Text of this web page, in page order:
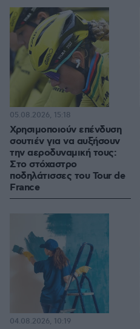
Χρησιμοποιούν επένδυση
σουτιέν για να αυξήσουν
την αεροδυναμική τους:
Στο στόχαστρο
ποδηλάτισσες του Tour de
France
05.08.2026, 15:18
04.08.2026, 10:19